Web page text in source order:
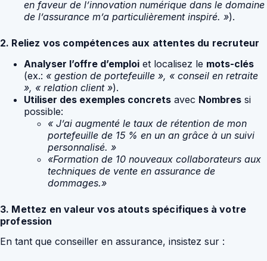
en faveur de l’innovation numérique dans le domaine
de l’assurance m’a particulièrement inspiré. »).
2. Reliez vos compétences aux attentes du recruteur
Analyser l’offre d’emploi et localisez le mots-clés
(ex.: « gestion de portefeuille », « conseil en retraite
», « relation client »).
Utiliser des exemples concrets avec Nombres si
possible:
« J’ai augmenté le taux de rétention de mon
portefeuille de 15 % en un an grâce à un suivi
personnalisé. »
«Formation de 10 nouveaux collaborateurs aux
techniques de vente en assurance de
dommages.»
3. Mettez en valeur vos atouts spécifiques à votre
profession
En tant que conseiller en assurance, insistez sur :